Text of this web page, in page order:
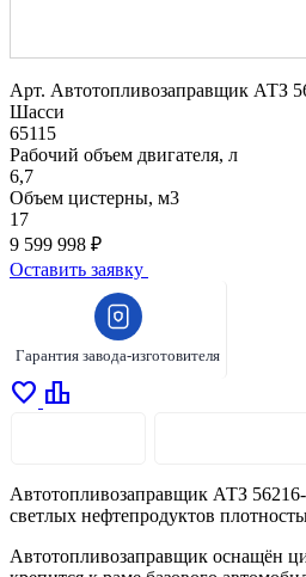
Арт. Автотопливозаправщик АТЗ
Шасси
65115
Рабочий объем двигателя, л
6,7
Объем цистерны, м3
17
9 599 998 ₽
Оставить заявку
Гарантия завода-изготовителя
favorite leaderboard
Автотопливозаправщик АТЗ
светлых нефтепродуктов
Автотопливозаправщик оснащён